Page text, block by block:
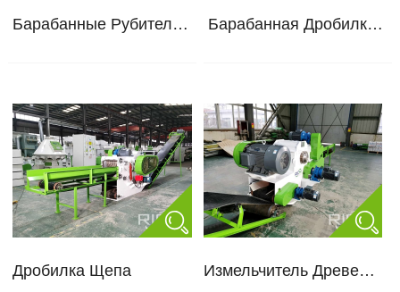
Барабанные Рубительные Машины Барабанная Дробилка Для Древесины
Дробилка Щепа Измельчитель Древесины